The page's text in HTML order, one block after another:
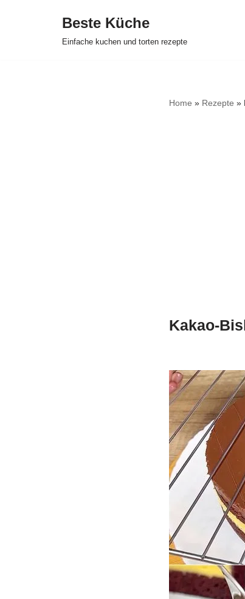
Beste Küche
Einfache kuchen und torten rezepte
Home » Rezepte »
Kakao-